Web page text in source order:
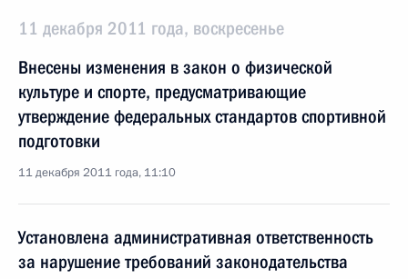
11 декабря 2011 года, воскресенье
Внесены изменения в закон о физической
культуре и спорте, предусматривающие
утверждение федеральных стандартов спортивной
подготовки
11 декабря 2011 года, 11:10
Установлена административная ответственность
за нарушение требований законодательства